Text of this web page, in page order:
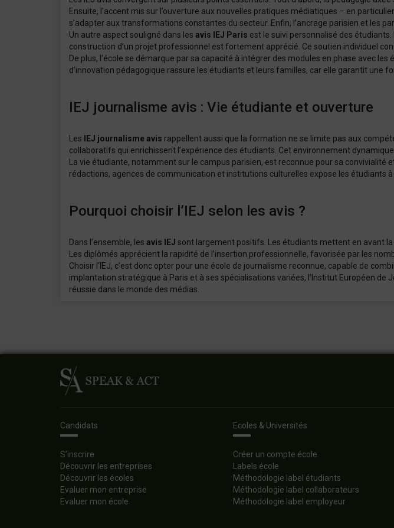
Ensuite, l’accent mis sur l’ouverture aux nouvelles pratiques médiatiques – en
s’adapter aux transformations constantes du secteur. Enfin, l’ancrage parisien et les
Un autre aspect souligné dans les avis IEJ Paris est le suivi personnalisé des
construction d’un projet professionnel est fortement apprécié. Ce soutien individuel
De plus, l’école se démarque par sa capacité à intégrer des modules en phase avec
d’innovation pédagogique rassure les étudiants et leurs familles, car elle garantit une
IEJ journalisme avis : Vie étudiante et ouverture
Les IEJ journalisme avis rappellent aussi que la formation ne se limite pas aux
collaboratifs qui enrichissent l’expérience des étudiants. Cet environnement
La vie étudiante, notamment sur le campus parisien, est reconnue pour sa
rédactions, agences de communication et institutions culturelles expose les étudiants
Pourquoi choisir l’IEJ selon les avis ?
Dans l’ensemble, les avis IEJ sont largement positifs. Les étudiants mettent en avant
Les diplômés apprécient la rapidité de l’insertion professionnelle, favorisée par les
Choisir l’IEJ, c’est donc opter pour une école de journalisme reconnue, capable de
implantation stratégique à Paris et à ses spécialisations variées, l’Institut Européen
réussie dans le monde des médias.
Candidats
S’inscrire
Découvrir les entreprises
Découvrir les écoles
Evaluer mon entreprise
Evaluer mon école
Ecoles & Universités
Créer un compte école
Labels école
Méthodologie label étudiants
Méthodologie label collaborateurs
Méthodologie label employeur